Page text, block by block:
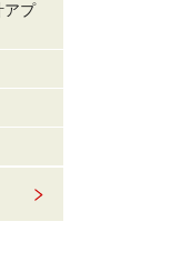
アプ